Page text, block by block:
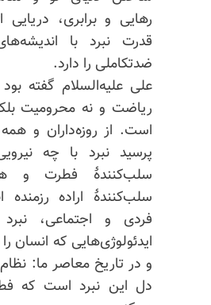
رهایی و برابری، دریایی
قدرت نبرد با
ضدتکاملی را دارد.
علی علیه‌السلام گفته
ریاضت و نه محرومیت
است. از روزه‌داران و همه
پرسید نبرد با چه
سلب‌کنندهٔ فطرت و
سلب‌کنندهٔ اراده رزمنده
فردی و اجتماعی،
ایدئولوژی‌هایی که انسان
و در تاریخ معاصر ما:
دل این نبرد است که